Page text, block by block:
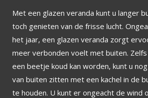
Met een glazen veranda kunt u langer
toch genieten van de frisse lucht.
het jaar, een glazen veranda zorgt
meer verbonden voelt met buiten. Zelfs
een beetje koud kan worden, kunt u
van buiten zitten met een kachel in de
te houden. U kunt er ongeacht de wind